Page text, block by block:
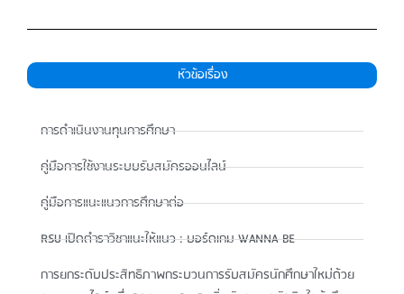
หัวข้อเรื่อง
การดำเนินงานทุนการศึกษา
คู่มือการใช้งานระบบรับสมัครออนไลน์
คู่มือการแนะแนวการศึกษาต่อ
RSU เปิดตำราวิชาแนะให้แนว : บอร์ดเกม WANNA BE
การยกระดับประสิทธิภาพกระบวนการรับสมัครนักศึกษาใหม่ด้วย